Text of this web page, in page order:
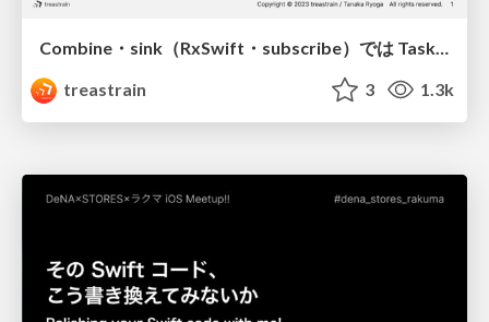
Combine・sink（RxSwift・subscribe）では Task を作らないようにして async なメソッドを呼ぶ / Do not create a Task inside a Combine/sink (RxSwift/subscribe) closure when calling an async method there
treastrain
3 1.3k